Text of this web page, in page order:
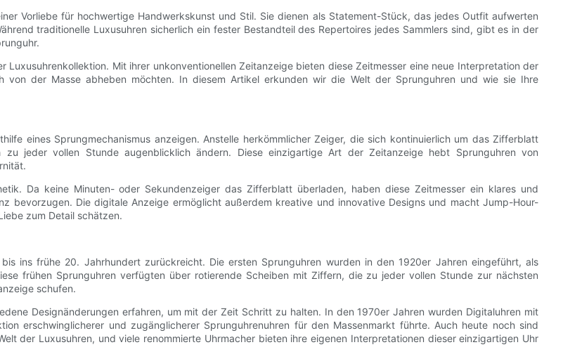
Vorliebe für hochwertige Handwerkskunst und Stil. Sie dienen als Statement-Stück, das jedes Outfit aufwerten
traditionelle Luxusuhren sicherlich ein fester Bestandteil des Repertoires jedes Sammlers sind, gibt es in der
Mit ihrer unkonventionellen Zeitanzeige bieten diese Zeitmesser eine neue Interpretation der
von der Masse abheben möchten. In diesem Artikel erkunden wir die Welt der Sprunguhren und wie sie Ihre
eines Sprungmechanismus anzeigen. Anstelle herkömmlicher Zeiger, die sich kontinuierlich um das Zifferblatt
jeder vollen Stunde augenblicklich ändern. Diese einzigartige Art der Zeitanzeige hebt Sprunguhren von
Da keine Minuten- oder Sekundenzeiger das Zifferblatt überladen, haben diese Zeitmesser ein klares und
bevorzugen. Die digitale Anzeige ermöglicht außerdem kreative und innovative Designs und macht Jump-Hour-
zum Detail schätzen.
ins frühe 20. Jahrhundert zurückreicht. Die ersten Sprunguhren wurden in den 1920er Jahren eingeführt, als
frühen Sprunguhren verfügten über rotierende Scheiben mit Ziffern, die zu jeder vollen Stunde zur nächsten
schufen.
Designänderungen erfahren, um mit der Zeit Schritt zu halten. In den 1970er Jahren wurden Digitaluhren mit
erschwinglicherer und zugänglicherer Sprunguhrenuhren für den Massenmarkt führte. Auch heute noch sind
der Luxusuhren, und viele renommierte Uhrmacher bieten ihre eigenen Interpretationen dieser einzigartigen Uhr